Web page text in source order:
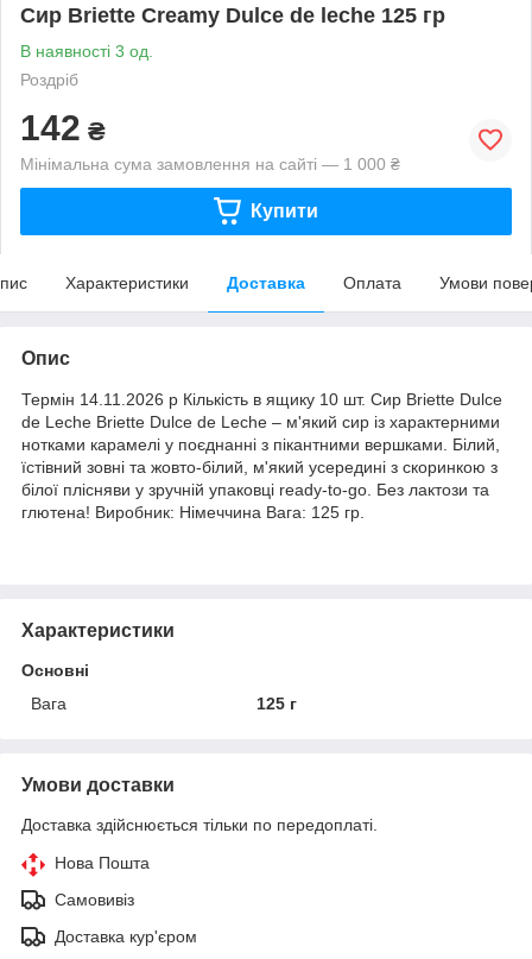
Сир Briette Creamy Dulce de leche 125 гр
В наявності 3 од.
Роздріб
142 ₴
Мінімальна сума замовлення на сайті — 1 000 ₴
Купити
Характеристики Доставка Оплата Умови
Опис
Термін 14.11.2026 р Кількість в ящику 10 шт. Сир Briette Dulce
de Leche Briette Dulce de Leche – м'який сир із характерними
нотками карамелі у поєднанні з пікантними вершками. Білий,
їстівний зовні та жовто-білий, м'який усередині з скоринкою з
білої плісняви у зручній упаковці ready-to-go. Без лактози та
глютена! Виробник: Німеччина Вага: 125 гр.
Характеристики
Основні
Вага
125 г
Умови доставки
Доставка здійснюється тільки по передоплаті.
Нова Пошта
Самовивіз
Доставка кур'єром